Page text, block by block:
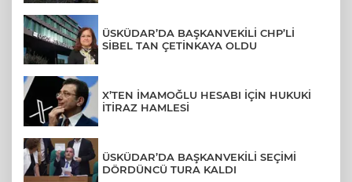
ÜSKÜDAR’DA BAŞKANVEKİLİ CHP’Lİ
SİBEL TAN ÇETİNKAYA OLDU
X’TEN İMAMOĞLU HESABI İÇİN HUKUKİ
İTİRAZ HAMLESİ
ÜSKÜDAR’DA BAŞKANVEKİLİ SEÇİMİ
DÖRDÜNCÜ TURA KALDI